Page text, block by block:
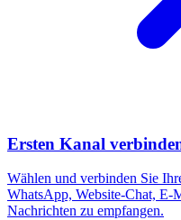
Ersten Kanal
Wählen und verbinden Sie
WhatsApp, Website-Chat,
Nachrichten zu empfangen.